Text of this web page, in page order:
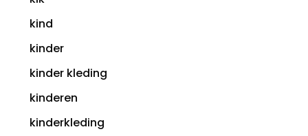
kind
kinder
kinder kleding
kinderen
kinderkleding